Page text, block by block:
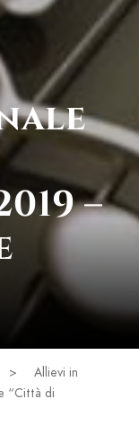
–
>
Allievi in
“Città di